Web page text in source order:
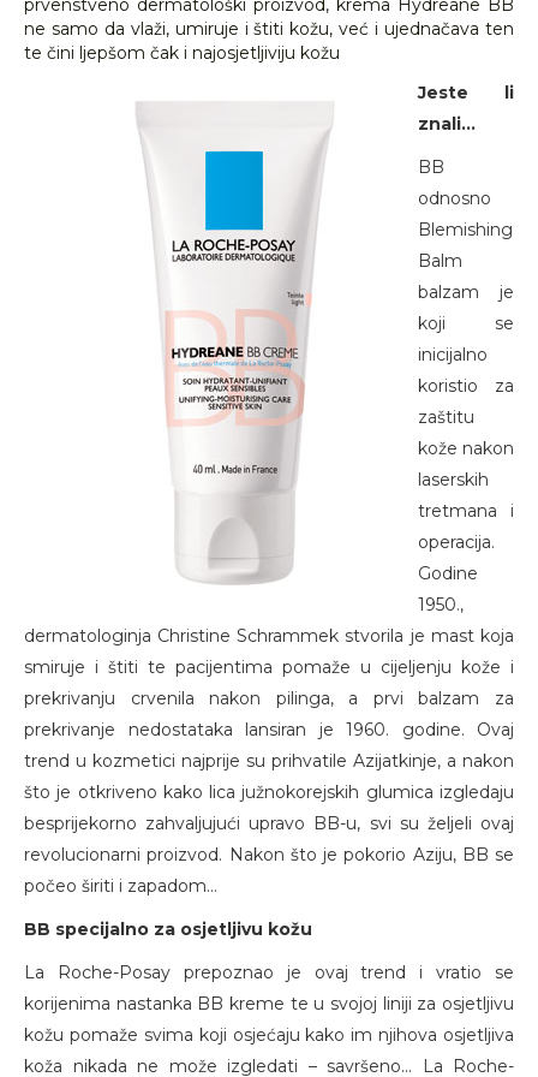
prvenstveno dermatološki proizvod, krema Hydreane BB
ne samo da vlaži, umiruje i štiti kožu, već i ujednačava ten
te čini ljepšom čak i najosjetljiviju kožu
Jeste li
znali...
BB
odnosno
Blemishing
Balm
balzam je
koji se
inicijalno
koristio za
zaštitu
kože nakon
laserskih
tretmana i
operacija.
Godine
1950.,
dermatologinja Christine Schrammek stvorila je mast koja
smiruje i štiti te pacijentima pomaže u cijeljenju kože i
prekrivanju crvenila nakon pilinga, a prvi balzam za
prekrivanje nedostataka lansiran je 1960. godine. Ovaj
trend u kozmetici najprije su prihvatile Azijatkinje, a nakon
što je otkriveno kako lica južnokorejskih glumica izgledaju
besprijekorno zahvaljujući upravo BB-u, svi su željeli ovaj
revolucionarni proizvod. Nakon što je pokorio Aziju, BB se
počeo širiti i zapadom...
BB specijalno za osjetljivu kožu
La Roche-Posay prepoznao je ovaj trend i vratio se
korijenima nastanka BB kreme te u svojoj liniji za osjetljivu
kožu pomaže svima koji osjećaju kako im njihova osjetljiva
koža nikada ne može izgledati – savršeno... La Roche-